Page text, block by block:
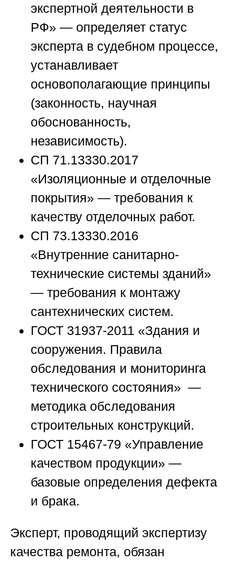
экспертной деятельности в
РФ» — определяет статус
эксперта в судебном процессе,
устанавливает
основополагающие принципы
(законность, научная
обоснованность,
независимость).
СП 71.13330.2017
«Изоляционные и отделочные
покрытия» — требования к
качеству отделочных работ.
СП 73.13330.2016
«Внутренние санитарно-
технические системы зданий»
— требования к монтажу
сантехнических систем.
ГОСТ 31937-2011 «Здания и
сооружения. Правила
обследования и мониторинга
технического состояния» —
методика обследования
строительных конструкций.
ГОСТ 15467-79 «Управление
качеством продукции» —
базовые определения дефекта
и брака.
Эксперт, проводящий экспертизу
качества ремонта, обязан